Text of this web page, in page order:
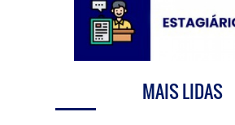
MAIS LIDAS